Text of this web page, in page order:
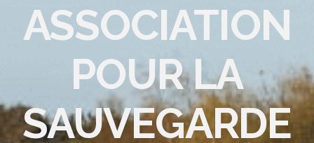
ASSOCIATION
POUR LA
SAUVEGARDE